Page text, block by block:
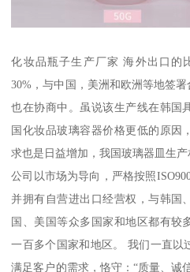
化妆品瓶子生产厂家 海外出口的
30%，与中国，美洲和欧洲等地签
也在协商中。虽说该生产线在韩国
国化妆品玻璃容器价格更低的原因
求也是日益增加，我国玻璃器皿生产
公司以市场为导向，严格按照
并拥有自营进出口经营权，与韩国
国、美国等众多国家和地区都有较
一百多个国家和地区。 我们一直以
满足客户的需求，恪守：“质量、诚